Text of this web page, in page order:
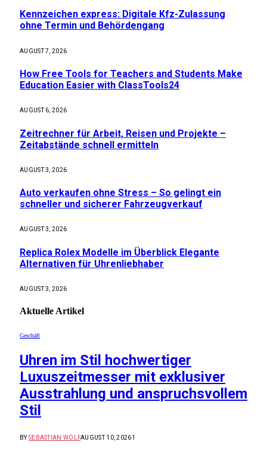
Kennzeichen express: Digitale Kfz-Zulassung
ohne Termin und Behördengang
AUGUST 7, 2026
How Free Tools for Teachers and Students Make
Education Easier with ClassTools24
AUGUST 6, 2026
Zeitrechner für Arbeit, Reisen und Projekte –
Zeitabstände schnell ermitteln
AUGUST 3, 2026
Auto verkaufen ohne Stress – So gelingt ein
schneller und sicherer Fahrzeugverkauf
AUGUST 3, 2026
Replica Rolex Modelle im Überblick Elegante
Alternativen für Uhrenliebhaber
AUGUST 3, 2026
Aktuelle Artikel
Geschäft
Uhren im Stil hochwertiger
Luxuszeitmesser mit exklusiver
Ausstrahlung und anspruchsvollem
Stil
BY SEBASTIAN WOLFAUGUST 10, 20261